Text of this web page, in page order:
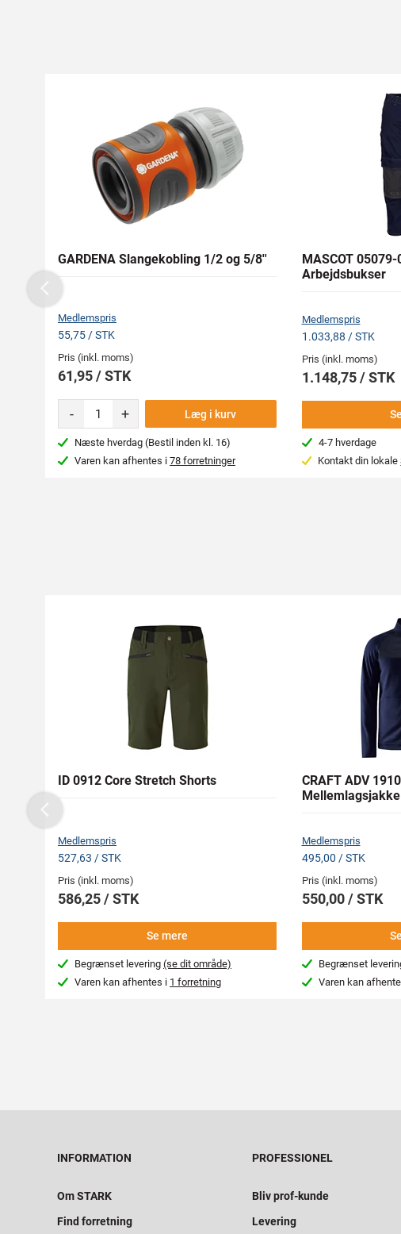
GARDENA Slangekobling 1/2 og 5/8''
Medlemspris
55,75 / STK
Pris (inkl. moms)
61,95 / STK
- + Læg i kurv
Næste hverdag (Bestil inden kl. 16)
Varen kan afhentes i78 forretninger
MASCOT
Arbejdsbukser
Medlemspris
1.033,88 / STK
Pris (inkl. moms)
1.148,75 / STK
4-7 hverdage
Kontakt din lokale
Previous
ID 0912 Core Stretch Shorts
Medlemspris
527,63 / STK
Pris (inkl. moms)
586,25 / STK
Se mere
Begrænset levering(se dit område)
Varen kan afhentes i 1 forretning
CRAFT ADV
Mellemlagsjakke
Medlemspris
495,00 / STK
Pris (inkl. moms)
550,00 / STK
Begrænset
Varen kan
Previous
INFORMATION
Om STARK
Find forretning
PROFESSIONEL
Bliv prof-kunde
Levering